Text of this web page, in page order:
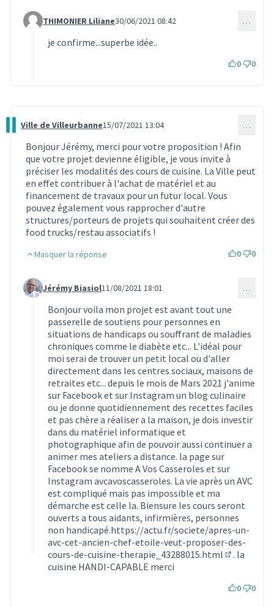
Commentaire 444 (réponse au commentaire 441)
THIMONIER Liliane30/06/2021 08:42 …
je confirme...superbe idée..
0 0
Commentaire 591
Ville de Villeurbanne15/07/2021 13:04 …
Bonjour Jérémy, merci pour votre proposition ! Afin
que votre projet devienne éligible, je vous invite à
préciser les modalités des cours de cuisine. La Ville peut
en effet contribuer à l'achat de matériel et au
financement de travaux pour un futur local. Vous
pouvez également vous rapprocher d'autre
structures/porteurs de projets qui souhaitent créer des
food trucks/restau associatifs !
Masquer la réponse 0 0
Commentaire 945 (réponse au commentaire 591)
Jérémy Biasiol11/08/2021 18:01 …
Bonjour voila mon projet est avant tout une
passerelle de soutiens pour personnes en
situations de handicaps ou souffrant de maladies
chroniques comme le diabète etc... L'idéal pour
moi serai de trouver un petit local ou d'aller
directement dans les centres sociaux, maisons de
retraites etc... depuis le mois de Mars 2021 j'anime
sur Facebook et sur Instagram un blog culinaire
ou je donne quotidiennement des recettes faciles
et pas chère a réaliser a la maison, je dois investir
dans du matériel informatique et
photographique afin de pouvoir aussi continuer a
animer mes ateliers a distance. la page sur
Facebook se nomme A Vos Casseroles et sur
Instagram avcavoscasseroles. La vie après un AVC
est compliqué mais pas impossible et ma
démarche est celle la. Biensure les cours seront
ouverts a tous aidants, infirmières, personnes
non handicapé.https://actu.fr/societe/apres-un-
avc-cet-ancien-chef-etoile-veut-proposer-des-
cours-de-cuisine-therapie_43288015.html
. la
cuisine HANDI-CAPABLE merci
0 0